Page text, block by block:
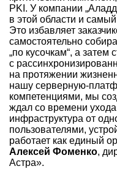
PKI. У компании
в этой области и
Это избавляет
самостоятельно
„по кусочкам“, а затем
с
на протяжении
нашу серверную-
компетенциями, мы
ждал со времени
инфраструктура от
пользователями,
работает как единый
Алексей Фоменко,
Астра».